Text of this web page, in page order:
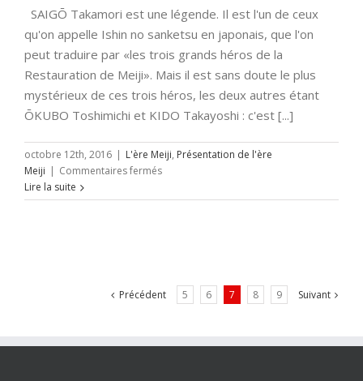
SAIGŌ Takamori est une légende. Il est l'un de ceux
qu'on appelle Ishin no sanketsu en japonais, que l'on
peut traduire par «les trois grands héros de la
Restauration de Meiji». Mais il est sans doute le plus
mystérieux de ces trois héros, les deux autres étant
ŌKUBO Toshimichi et KIDO Takayoshi : c'est [...]
octobre 12th, 2016 | L'ère Meiji, Présentation de l'ère
Meiji | Commentaires ferméssur
Takamori
Lire la suite
Précédent 5 6 7 8 9 Suivant